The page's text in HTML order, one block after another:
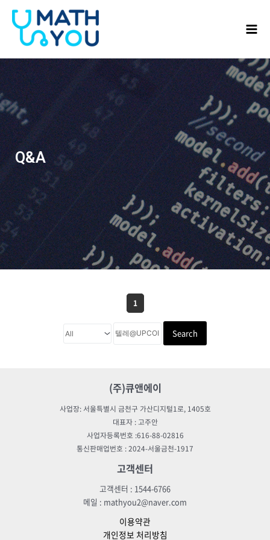
건너뛰기
Q&A
1
Search
(주)큐앤에이
사업장: 서울특별시 금천구 가산디지털1로, 1405호
대표자 : 고주안
사업자등록번호 :616-88-02816
통신판매업번호 : 2024-서울금천-1917
고객센터
고객센터 : 1544-6766
메일 : mathyou2@naver.com
이용약관
개인정보 처리방침